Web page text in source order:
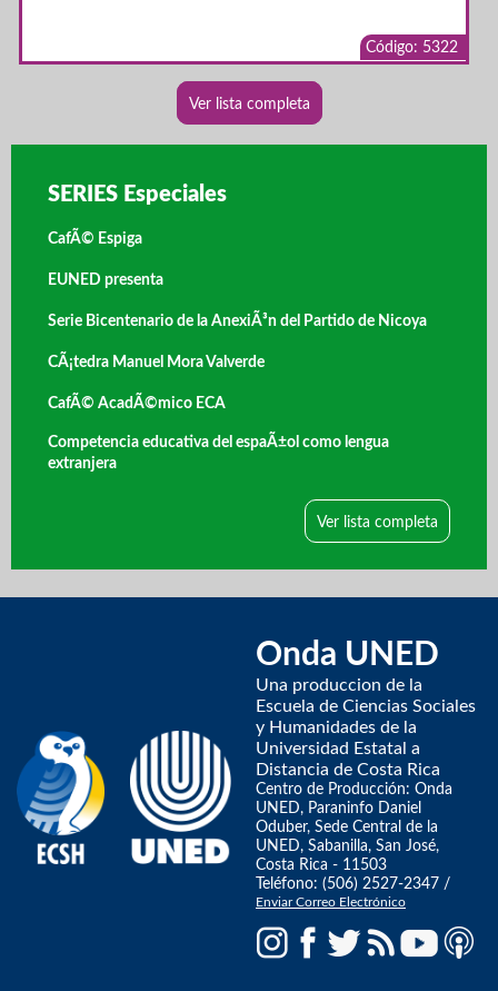
Código: 5322
Ver lista completa
SERIES Especiales
CafÃ© Espiga
EUNED presenta
Serie Bicentenario de la AnexiÃ³n del Partido de Nicoya
CÃ¡tedra Manuel Mora Valverde
CafÃ© AcadÃ©mico ECA
Competencia educativa del espaÃ±ol como lengua
extranjera
Ver lista completa
Onda UNED
Una produccion de la
Escuela de Ciencias Sociales
y Humanidades de la
Universidad Estatal a
Distancia de Costa Rica
Centro de Producción: Onda
UNED, Paraninfo Daniel
Oduber, Sede Central de la
UNED, Sabanilla, San José,
Costa Rica - 11503
Teléfono: (506) 2527-2347 /
Enviar Correo Electrónico